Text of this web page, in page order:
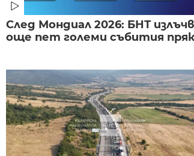
След Мондиал 2026: БНТ
още пет големи събития